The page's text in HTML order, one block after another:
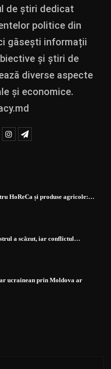
de știri dedicat
politice din
găsești informații
și știri de
diverse aspecte
și economice.
HoReCa și produse agricole:…
a scăzut, iar conflictul…
ucrainean prin Moldova ar